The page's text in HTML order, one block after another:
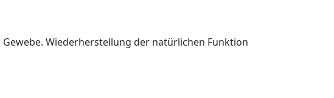
Wiederherstellung der natürlichen Funktion